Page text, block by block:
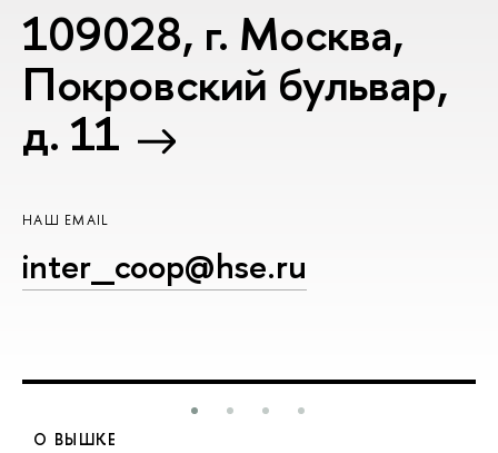
109028, г. Москва,
Покровский бульвар,
д. 11
НАШ EMAIL
inter_coop@hse.ru
О ВЫШКЕ